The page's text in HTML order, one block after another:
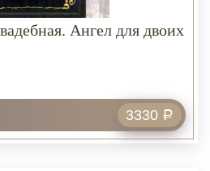
Ангел для двоих
3330 Р